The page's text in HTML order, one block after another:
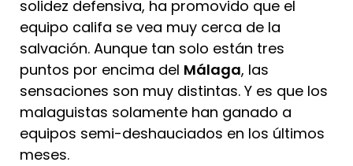
solidez defensiva, ha promovido que el
equipo califa se vea muy cerca de la
salvación. Aunque tan solo están tres
puntos por encima del Málaga, las
sensaciones son muy distintas. Y es que los
malaguistas solamente han ganado a
equipos semi-deshauciados en los últimos
meses.